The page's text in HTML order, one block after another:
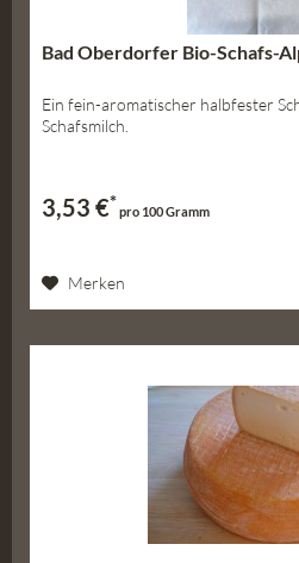
Bad Oberdorfer Bio-Schafs-
Ein fein-aromatischer halbfester
Schafsmilch.
3,53 €*pro 100 Gramm
Merken